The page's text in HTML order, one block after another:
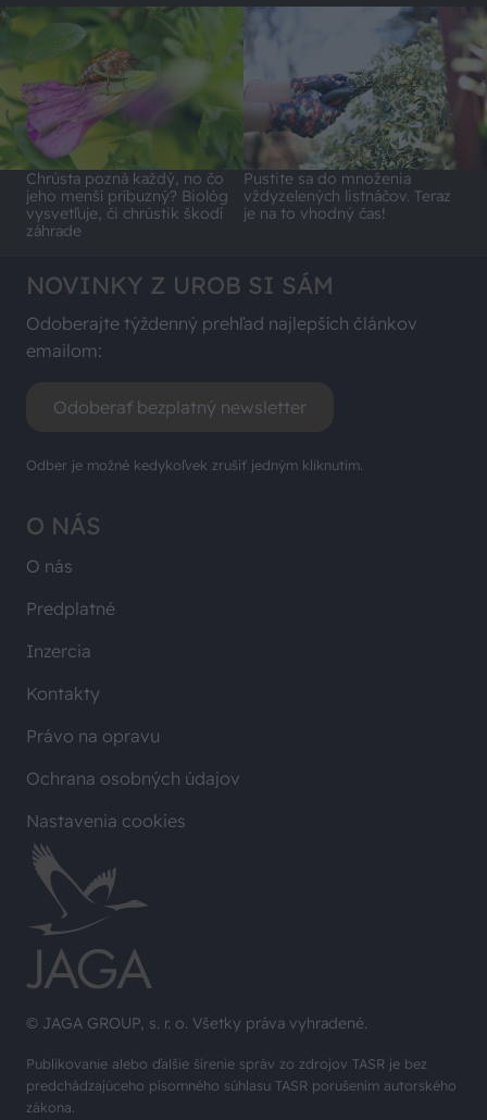
Chrústa pozná každý, no čo
jeho menší príbuzný? Biológ
vysvetľuje, či chrústik škodí
záhrade
Pustite sa do množenia
vždyzelených listnáčov. Teraz
je na to vhodný čas!
© JAGA GROUP, s. r. o. Všetky práva vyhradené.
Publikovanie alebo ďalšie šírenie správ zo zdrojov TASR je bez
predchádzajúceho písomného súhlasu TASR porušením autorského
zákona.
O NÁS
O nás
Predplatné
Inzercia
Kontakty
Právo na opravu
Ochrana osobných údajov
Nastavenia cookies
NOVINKY Z UROB SI SÁM
Odoberajte týždenný prehľad najlepších článkov
emailom:
Odoberať bezplatný newsletter
Odber je možné kedykoľvek zrušiť jedným kliknutím.